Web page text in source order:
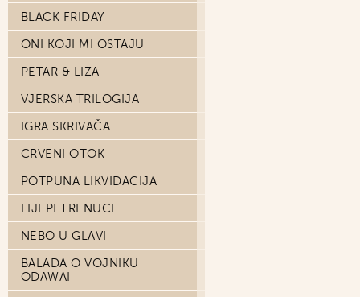
BLACK FRIDAY
ONI KOJI MI OSTAJU
PETAR & LIZA
VJERSKA TRILOGIJA
IGRA SKRIVAČA
CRVENI OTOK
POTPUNA LIKVIDACIJA
LIJEPI TRENUCI
NEBO U GLAVI
BALADA O VOJNIKU
ODAWAI